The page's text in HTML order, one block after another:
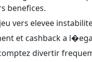
benefices.
vers elevee
et cashback a
divertir